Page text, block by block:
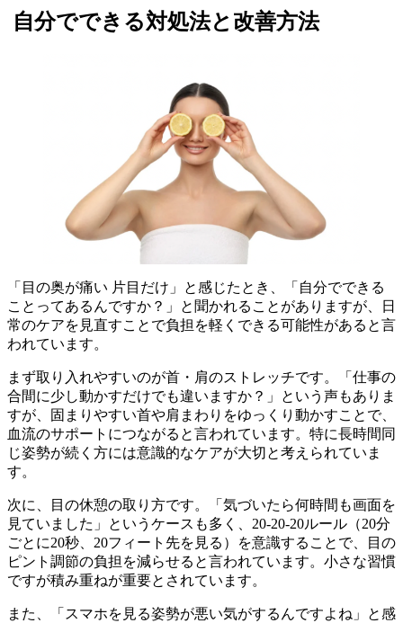
自分でできる対処法と改善方法
「目の奥が痛い 片目だけ」と感じたとき、「自分でできる
ことってあるんですか？」と聞かれることがありますが、日
常のケアを見直すことで負担を軽くできる可能性があると言
われています。
まず取り入れやすいのが首・肩のストレッチです。「仕事の
合間に少し動かすだけでも違いますか？」という声もありま
すが、固まりやすい首や肩まわりをゆっくり動かすことで、
血流のサポートにつながると言われています。特に長時間同
じ姿勢が続く方には意識的なケアが大切と考えられていま
す。
次に、目の休憩の取り方です。「気づいたら何時間も画面を
見ていました」というケースも多く、20-20-20ルール（20分
ごとに20秒、20フィート先を見る）を意識することで、目の
ピント調節の負担を減らせると言われています。小さな習慣
ですが積み重ねが重要とされています。
また、「スマホを見る姿勢が悪い気がするんですよね」と感